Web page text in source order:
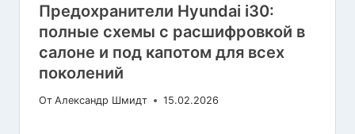
Предохранители Hyundai i30:
полные схемы с расшифровкой в
салоне и под капотом для всех
поколений
От Александр Шмидт 15.02.2026